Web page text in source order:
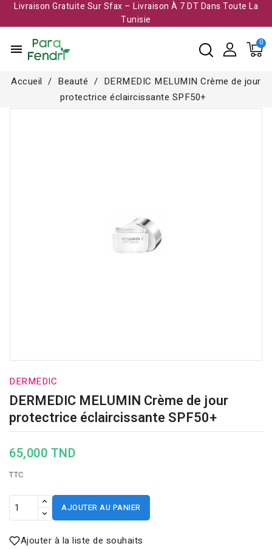
Livraison Gratuite Sur Sfax – Livraison À 7 DT Dans Toute La
Tunisie​
menu
Accueil Beauté
DERMEDIC MELUMIN Crème de jour
protectrice éclaircissante SPF50+
DERMEDIC
DERMEDIC MELUMIN Crème de jour
protectrice éclaircissante SPF50+
65,000 TND
TTC
AJOUTER AU PANIER
Ajouter à la liste de souhaits